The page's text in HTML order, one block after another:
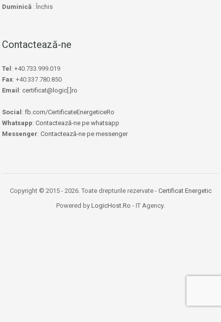
Duminică : Închis
Contactează-ne
Tel : +40.733.999.019
Fax: +40.337.780.850
Email : certificat@logic[.]ro
Social : fb.com/CertificateEnergeticeRo
Whatsapp: Contactează-ne pe whatsapp
Messenger: Contactează-ne pe messenger
Copyright © 2015 - 2026. Toate drepturile rezervate - Certificat Energetic
Powered by LogicHost.Ro - IT Agency.